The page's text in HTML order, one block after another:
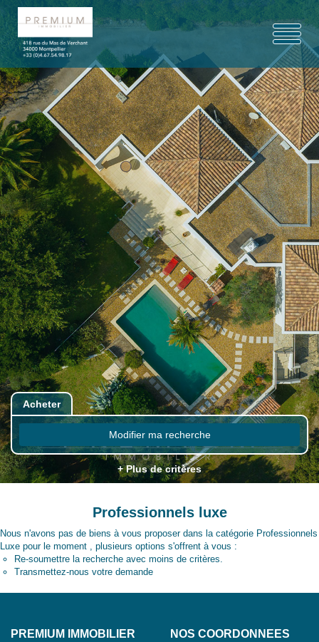
Acheter
Modifier ma recherche
+ Plus de critères
Professionnels luxe
Nous n'avons pas de biens à vous proposer dans la catégorie Professionnels
Luxe pour le moment , plusieurs options s'offrent à vous :
Re-soumettre la recherche avec moins de critères.
Transmettez-nous votre demande
PREMIUM IMMOBILIER NOS COORDONNÉES